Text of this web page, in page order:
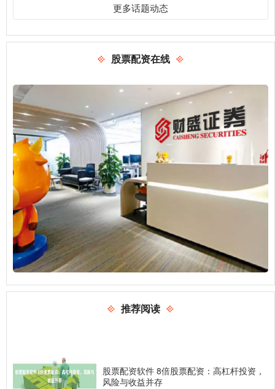
更多话题动态
股票配资在线
推荐阅读
股票配资软件 8倍股票配资：高杠杆投资，
风险与收益并存